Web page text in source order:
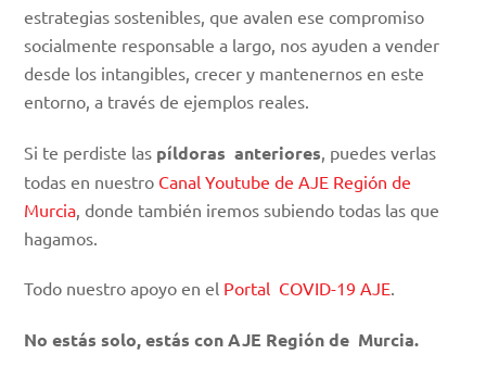
estrategias sostenibles, que avalen ese compromiso
socialmente responsable a largo, nos ayuden a vender
desde los intangibles, crecer y mantenernos en este
entorno, a través de ejemplos reales.
Si te perdiste las píldoras anteriores , puedes verlas
todas en nuestro Canal Youtube de AJE Región de
Murcia , donde también iremos subiendo todas las que
hagamos.
Todo nuestro apoyo en el Portal COVID-19 AJE.
No estás solo, estás con AJE Región de Murcia.